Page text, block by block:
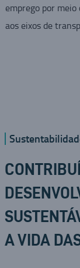
emprego por
aos eixos de
A VIDA